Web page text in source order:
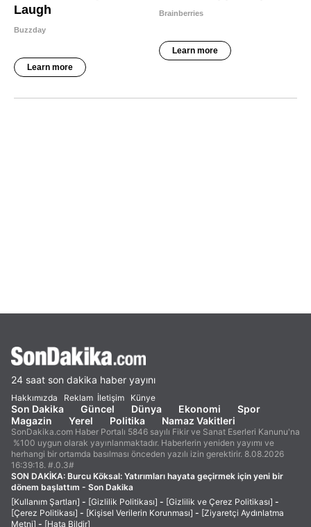
24 saat son dakika haber yayını
Hakkımızda Reklam İletişim Künye
Son Dakika Güncel Dünya Ekonomi
Spor
Magazin
Yerel Politika Namaz Vakitleri
SonDakika.com Haber Portalı 5846 sayılı Fikir ve Sanat Eserleri Kanunu'na
%100 uygun olarak yayınlanmaktadır. Haberlerin yeniden yayımı ve
herhangi bir ortamda basılması önceden yazılı izin gerektirir. 8.08.2026
16:39:18. #.0.3#
SON DAKİKA: Burcu Köksal: Yatırımları hayata geçirmek için yeni bir
dönem başlattım - Son Dakika
[Kullanım Şartları] - [Gizlilik Politikası] - [Gizlilik ve Çerez Politikası] -
[Çerez Politikası] - [Kişisel Verilerin Korunması] - [Ziyaretçi Aydınlatma
Metni] - [Hata Bildir]